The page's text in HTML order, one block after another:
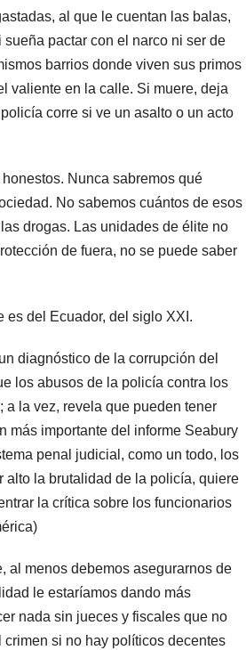
al que le cuentan las balas,
pactar con el narco ni ser de
barrios donde viven sus primos
valiente en la calle. Si muere, deja
corre si ve un asalto o un acto
Nunca sabremos qué
No sabemos cuántos de esos
drogas. Las unidades de élite no
de fuera, no se puede saber
del Ecuador, del siglo XXI.
diagnóstico de la corrupción del
los abusos de la policía contra los
a la vez, revela que pueden tener
más importante del informe Seabury
penal judicial, como un todo, los
alto la brutalidad de la policía, quiere
la crítica sobre los funcionarios
al menos debemos asegurarnos de
le estaríamos dando más
nada sin jueces y fiscales que no
si no hay políticos decentes